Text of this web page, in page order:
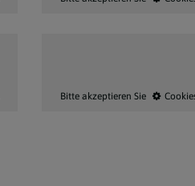
Bitte akzeptieren Sie